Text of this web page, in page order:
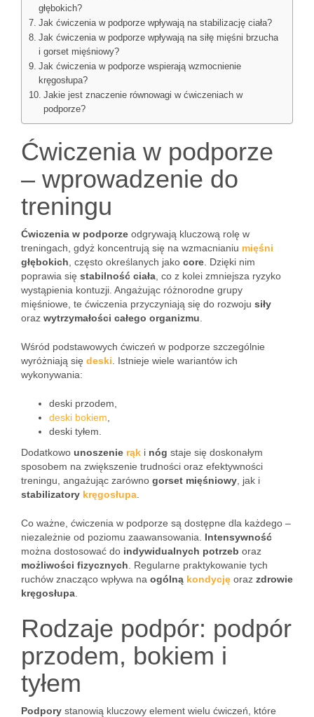
głębokich?
Jak ćwiczenia w podporze wpływają na stabilizację ciała?
Jak ćwiczenia w podporze wpływają na siłę mięśni brzucha
i gorset mięśniowy?
Jak ćwiczenia w podporze wspierają wzmocnienie
kręgosłupa?
Jakie jest znaczenie równowagi w ćwiczeniach w
podporze?
Ćwiczenia w podporze
– wprowadzenie do
treningu
Ćwiczenia w podporze odgrywają kluczową rolę w
treningach, gdyż koncentrują się na wzmacnianiu mięśni
głębokich , często określanych jako core . Dzięki nim
poprawia się stabilność ciała , co z kolei zmniejsza ryzyko
wystąpienia kontuzji. Angażując różnorodne grupy
mięśniowe, te ćwiczenia przyczyniają się do rozwoju siły
oraz wytrzymałości całego organizmu
Wśród podstawowych ćwiczeń w podporze szczególnie
wyróżniają się deski . Istnieje wiele wariantów ich
wykonywania:
deski przodem,
deski bokiem
deski tyłem.
Dodatkowo unoszenie rąk i nóg staje się doskonałym
sposobem na zwiększenie trudności oraz efektywności
treningu, angażując zarówno gorset mięśniowy , jak i
stabilizatory kręgosłupa
Co ważne, ćwiczenia w podporze są dostępne dla każdego –
niezależnie od poziomu zaawansowania. Intensywność
można dostosować do indywidualnych potrzeb oraz
możliwości fizycznych . Regularne praktykowanie tych
ruchów znacząco wpływa na ogólną kondycję oraz zdrowie
kręgosłupa
Rodzaje podpór: podpór
przodem, bokiem i
tyłem
Podpory stanowią kluczowy element wielu ćwiczeń, które